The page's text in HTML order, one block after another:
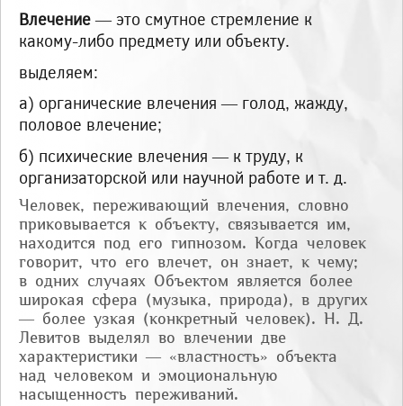
Влечение— это смутное стремление к
какому-либо предмету или объекту.
вы­деляем:
а) органические влечения — голод, жажду,
половое влечение;
б) психические влечения — к труду, к
организаторской или научной работе и т. д.
Человек, пережи­вающий влечения, словно
приковывается к объекту, связывается им,
находится под его гипнозом. Когда человек
говорит, что его влечет, он знает, к чему;
в одних случа­ях Объектом является более
широкая сфера (музыка, природа), в других
— более узкая (конкретный человек). Н. Д.
Левитов выделял во влечении две
характеристи­ки — «властность» объекта
над человеком и эмоциональную
насыщенность пере­живаний.